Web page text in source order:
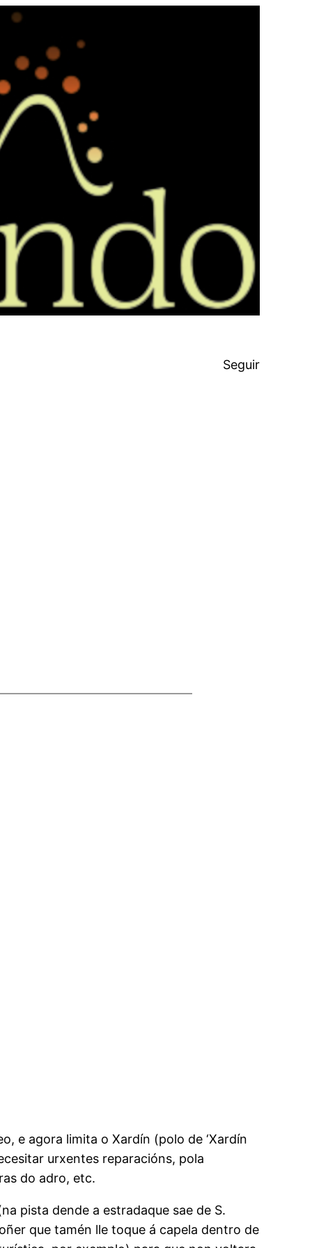
Seguir
e agora limita o Xardín (polo de ‘Xardín
urxentes reparacións, pola
do adro, etc.
pista dende a estradaque sae de S.
que tamén lle toque á capela dentro de